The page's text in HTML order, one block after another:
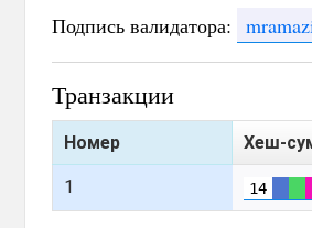
Подпись валидатора:
Транзакции
Номер Хеш-
1 14